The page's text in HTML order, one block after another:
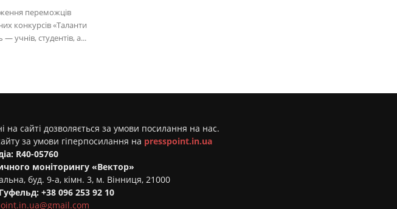
переможців
конкурсів «Таланти
учнів, студентів, а...
сайті дозволяється за умови посилання на нас.
за умови гіперпосилання на presspoint.in.ua
R40-05760
моніторингу «Вектор»
буд. 9-а, кімн. 3, м. Вінниця, 21000
+38 096 253 92 10